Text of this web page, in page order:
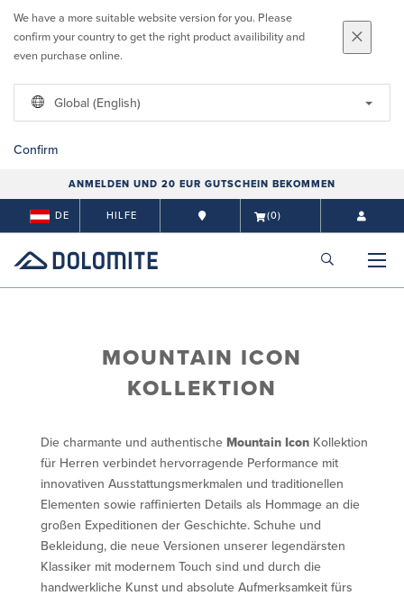
We have a more suitable website version for you. Please
confirm your country to get the right product availibility and
even purchase online.
Global (English)
Confirm
ANMELDEN UND 20 EUR GUTSCHEIN BEKOMMEN
DE HILFE (0)
MOUNTAIN ICON
KOLLEKTION
Die charmante und authentische Mountain Icon Kollektion
für Herren verbindet hervorragende Performance mit
innovativen Ausstattungsmerkmalen und traditionellen
Elementen sowie raffinierten Details als Hommage an die
großen Expeditionen der Geschichte. Schuhe und
Bekleidung, die neue Versionen unserer legendärsten
Klassiker mit modernem Touch sind und durch die
handwerkliche Kunst und absolute Aufmerksamkeit fürs